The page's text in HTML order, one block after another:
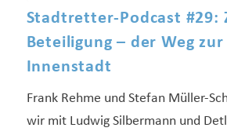
Stadtretter-Podcast #29:
Beteiligung – der Weg
Innenstadt
Frank Rehme und Stefan Müller-
wir mit Ludwig Silbermann und